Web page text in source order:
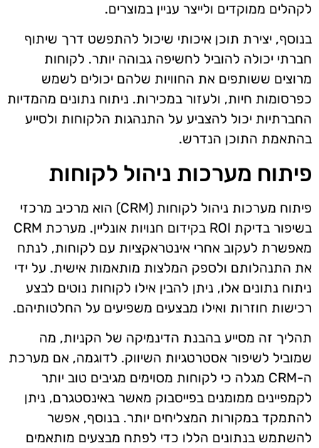
לקהלים ממוקדים ולייצר עניין במוצרים.
בנוסף, יצירת תוכן איכותי שיכול להתפשט דרך שיתוף
חברתי יכולה להוביל לחשיפה גבוהה יותר. לקוחות
מרוצים ששותפים את החוויות שלהם יכולים לשמש
כפרסומות חיות, ולעזור במכירות. ניתוח נתונים מהמדיות
החברתיות יכול להצביע על התנהגות הלקוחות ולסייע
בהתאמת התוכן הנדרש.
פיתוח מערכות ניהול לקוחות
פיתוח מערכות ניהול לקוחות (CRM) הוא מרכיב מרכזי
בשיפור בדיקת ROI בקידום חנויות אונליין. מערכת CRM
מאפשרת לעקוב אחרי אינטראקציות עם לקוחות, לנתח
את התנהלותם ולספק המלצות מותאמות אישית. על ידי
ניתוח נתונים אלו, ניתן להבין אילו לקוחות נוטים לבצע
רכישות חוזרות ואילו מבצעים משפיעים על החלטותיהם.
תהליך זה מסייע בהבנת הדינמיקה של הקניות, מה
שמוביל לשיפור אסטרטגיות השיווק. לדוגמה, אם מערכת
ה-CRM מגלה כי לקוחות מסוימים מגיבים טוב יותר
לקמפיינים ממומנים בפייסבוק מאשר באינסטגרם, ניתן
להתמקד במקורות המצליחים יותר. בנוסף, אפשר
להשתמש בנתונים הללו כדי לפתח מבצעים מותאמים